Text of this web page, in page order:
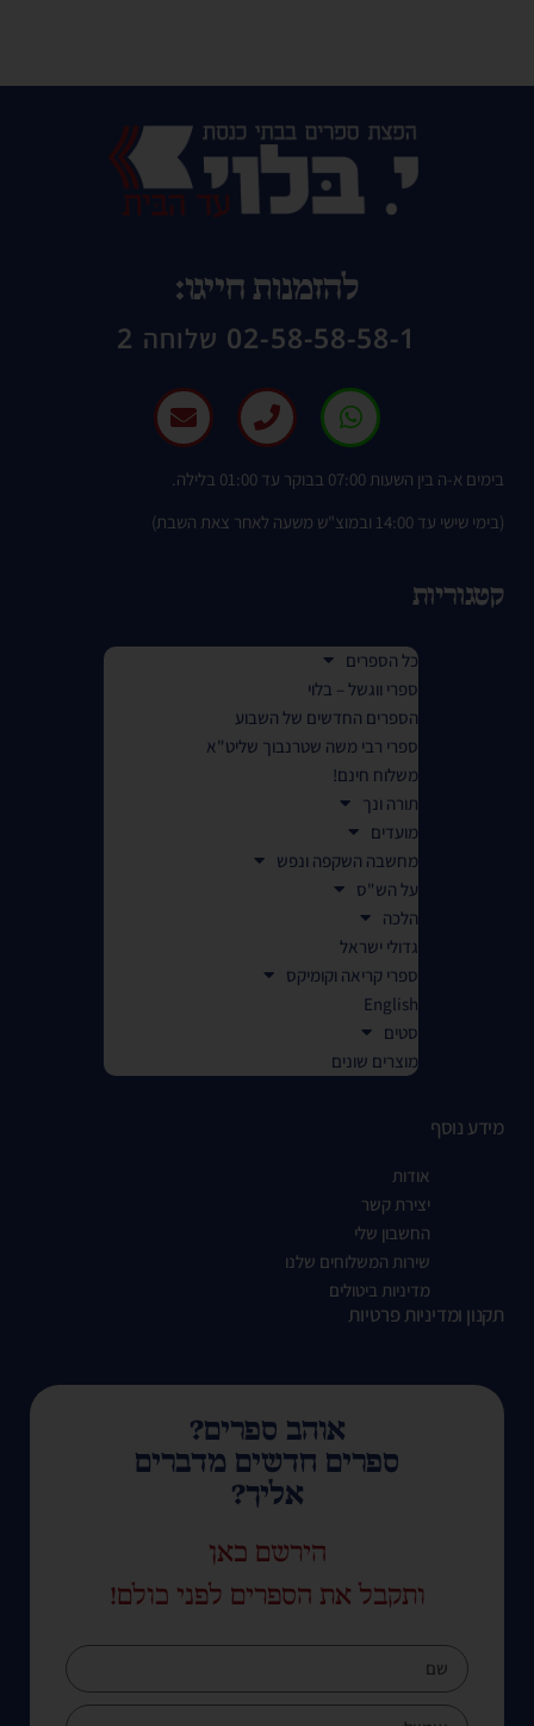
להזמנות חייגו:
02-58-58-58-1 שלוחה 2
בימים א-ה בין השעות 07:00 בבוקר עד 01:00 בלילה.
(בימי שישי עד 14:00 ובמוצ"ש משעה לאחר צאת השבת)
קטגוריות
כל הספרים
ספרי ווגשל – בלוי
הספרים החדשים של השבוע
ספרי רבי משה שטרנבוך שליט"א
משלוח חינם!
תורה ונך
מועדים
מחשבה השקפה ונפש
על הש"ס
הלכה
גדולי ישראל
ספרי קריאה וקומיקס
English
סטים
מוצרים שונים
מידע נוסף
אודות
יצירת קשר
החשבון שלי
שירות המשלוחים שלנו
מדיניות ביטולים
תקנון ומדיניות פרטיות
אוהב ספרים?
ספרים חדשים מדברים
אליך?
הירשם כאן
ותקבל את הספרים לפני כולם!